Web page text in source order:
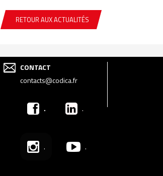
RETOUR AUX ACTUALITÉS
CONTACT
contacts@codica.fr
. .
. .